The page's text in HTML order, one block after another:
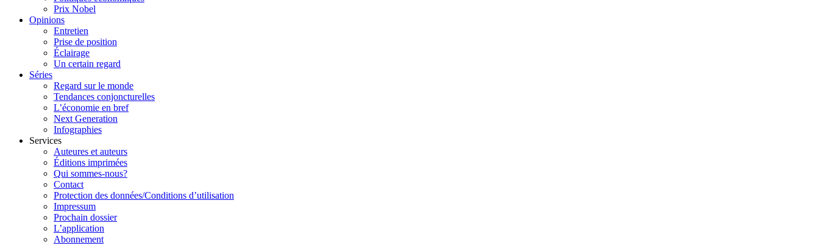
Prix Nobel
Opinions
Entretien
Prise de position
Éclairage
Un certain regard
Séries
Regard sur le monde
Tendances conjoncturelles
L’économie en bref
Next Generation
Infographies
Services
Auteures et auteurs
Éditions imprimées
Qui sommes-nous?
Contact
Protection des données/Conditions d’utilisation
Impressum
Prochain dossier
L’application
Abonnement